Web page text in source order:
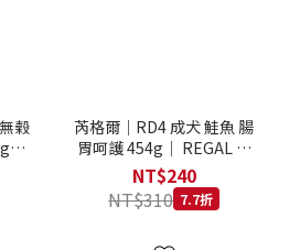
榖
｜
芮格爾｜RD4 成犬 鮭魚 腸
胃呵護 454g｜ REGAL 天
然犬糧 狗飼料
NT$240
NT$310 7.7折